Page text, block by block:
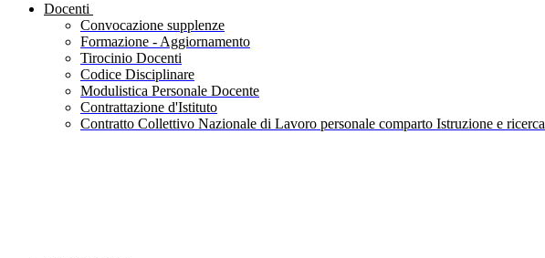
Docenti
Convocazione supplenze
Formazione - Aggiornamento
Tirocinio Docenti
Codice Disciplinare
Modulistica Personale Docente
Contrattazione d'Istituto
Contratto Collettivo Nazionale di Lavoro personale comparto Istruzione e ricerca